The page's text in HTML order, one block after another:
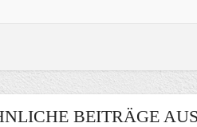
BEITRÄGE